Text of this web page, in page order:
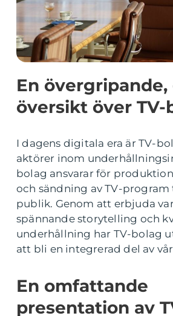
En
översikt över TV-
I dagens digitala era är TV-
aktörer inom
bolag ansvarar för
och sändning av TV-
publik. Genom att erbjuda
spännande storytelling och
underhållning har TV-bolag
att bli en integrerad del av
En omfattande
presentation av